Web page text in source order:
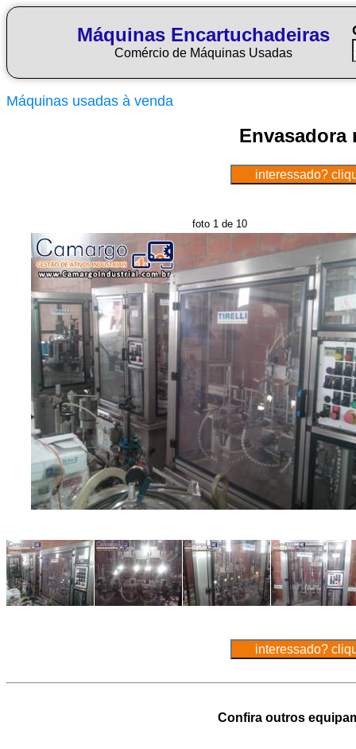
Máquinas Encartuchadeiras
Comércio de Máquinas Usadas
Máquinas usadas à venda
Envasadora
foto 1 de 10
Confira outros